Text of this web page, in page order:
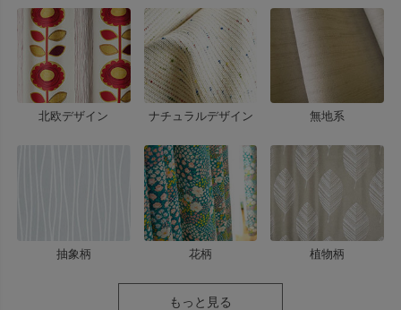
北欧デザイン ナチュラルデザイン 無地系
抽象柄 花柄 植物柄
もっと見る